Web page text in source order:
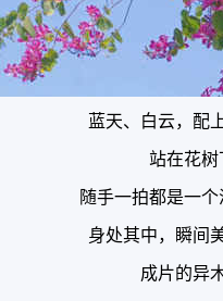
蓝天、白云，配
站在花树
随手一拍都是一
身处其中，瞬间
成片的异